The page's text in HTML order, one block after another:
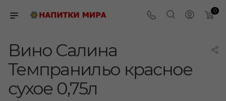
0
Вино Салина
Темпранильо красное
сухое 0,75л